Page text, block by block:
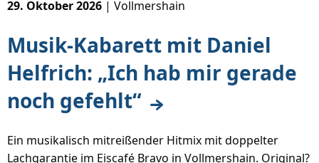
Musik-Kabarett mit Daniel
Helfrich: „Ich hab mir gerade
noch gefehlt“
29. Oktober 2026 | Vollmershain
Ein musikalisch mitreißender Hitmix mit doppelter
Lachgarantie im Eiscafé Bravo in Vollmershain. Original?